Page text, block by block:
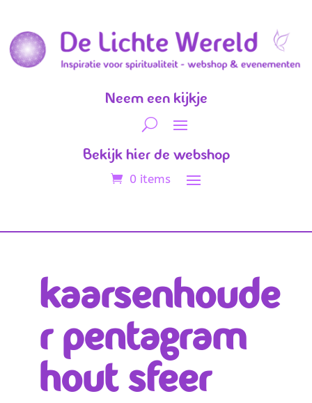
Neem een kijkje
Bekijk hier de webshop
0 items
kaarsenhoude
r pentagram
hout sfeer